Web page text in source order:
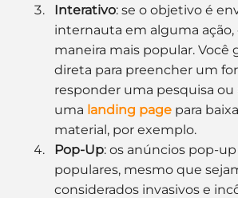
Interativo: se o objetivo é
internauta em alguma ação,
maneira mais popular. Você
direta para preencher um
responder uma pesquisa ou
uma landing page para
material, por exemplo.
Pop-Up: os anúncios pop-
populares, mesmo que
considerados invasivos e